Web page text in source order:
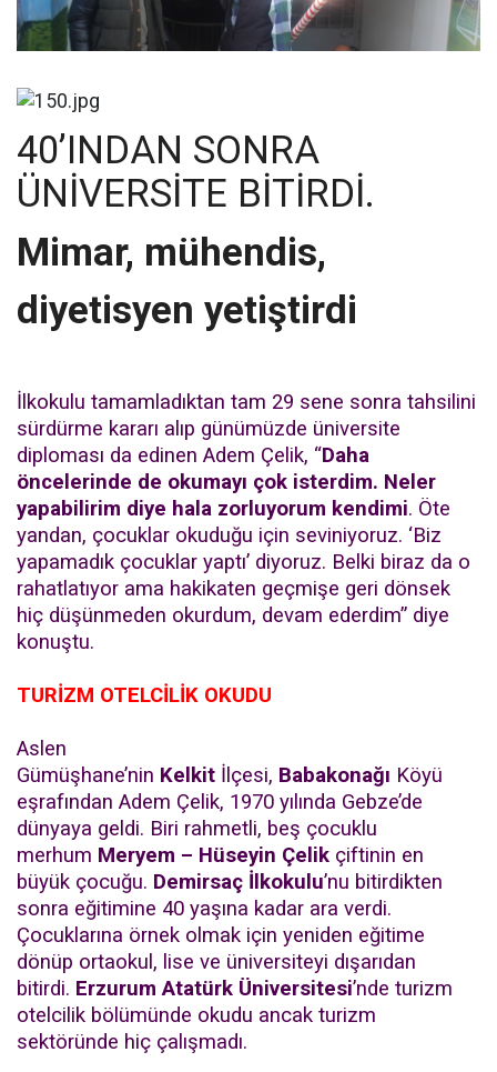
40’INDAN SONRA
ÜNİVERSİTE BİTİRDİ.
Mimar, mühendis,
diyetisyen yetiştirdi
İlkokulu tamamladıktan tam 29 sene sonra tahsilini
sürdürme kararı alıp günümüzde üniversite
diploması da edinen Adem Çelik, “Daha
öncelerinde de okumayı çok isterdim. Neler
yapabilirim diye hala zorluyorum kendimi. Öte
yandan, çocuklar okuduğu için seviniyoruz. ‘Biz
yapamadık çocuklar yaptı’ diyoruz. Belki biraz da o
rahatlatıyor ama hakikaten geçmişe geri dönsek
hiç düşünmeden okurdum, devam ederdim” diye
konuştu.
TURİZM OTELCİLİK OKUDU
Aslen
Gümüşhane’nin Kelkit İlçesi, Babakonağı Köyü
eşrafından Adem Çelik, 1970 yılında Gebze’de
dünyaya geldi. Biri rahmetli, beş çocuklu
merhum Meryem – Hüseyin Çelik çiftinin en
büyük çocuğu. Demirsaç İlkokulu’nu bitirdikten
sonra eğitimine 40 yaşına kadar ara verdi.
Çocuklarına örnek olmak için yeniden eğitime
dönüp ortaokul, lise ve üniversiteyi dışarıdan
bitirdi. Erzurum Atatürk Üniversitesi’nde turizm
otelcilik bölümünde okudu ancak turizm
sektöründe hiç çalışmadı.